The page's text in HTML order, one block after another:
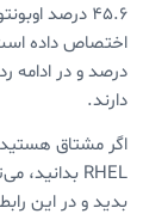
۴۵.۶ درصد
دارند.
اگر مشتاق هستید
RHEL بدانید، می‌توانید به
بدید و در این